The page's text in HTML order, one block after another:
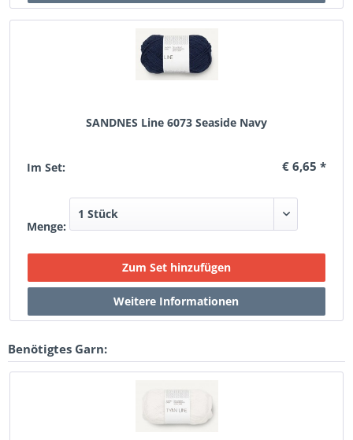
SANDNES Line 6073 Seaside Navy
Im Set: € 6,65 *
Menge:
Benötigtes Garn: